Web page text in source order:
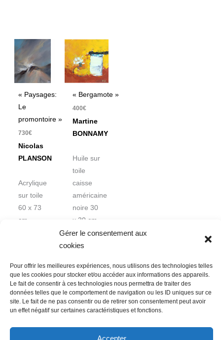
Gérer le consentement aux
cookies
Pour offrir les meilleures expériences, nous utilisons des technologies telles
que les cookies pour stocker et/ou accéder aux informations des appareils.
Le fait de consentir à ces technologies nous permettra de traiter des
données telles que le comportement de navigation ou les ID uniques sur ce
site. Le fait de ne pas consentir ou de retirer son consentement peut avoir
un effet négatif sur certaines caractéristiques et fonctions.
Accepter
« Paysages:
Le
promontoire »
730€
Nicolas
PLANSON
Acrylique
sur toile
60 x 73
cm
« Bergamote »
400€
Martine
BONNAMY
Huile sur
toile
caisse
américaine
noire 30
x 30 cm
Nous contacter
Conditions Générales de Ventes
Politique de confidentialité
Mentions légales